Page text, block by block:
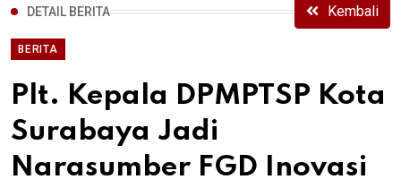
DETAIL BERITA Kembali
BERITA
Plt. Kepala DPMPTSP Kota
Surabaya Jadi
Narasumber FGD Inovasi